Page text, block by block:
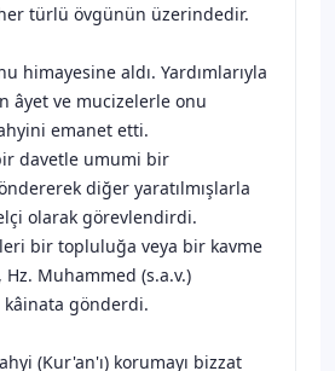
türlü övgünün üzerindedir.
himayesine aldı. Yardımlarıyla
âyet ve mucizelerle onu
emanet etti.
davetle umumi bir
diğer yaratılmışlarla
olarak görevlendirdi.
bir topluluğa veya bir kavme
Muhammed (s.a.v.)
gönderdi.
(Kur'an'ı) korumayı bizzat